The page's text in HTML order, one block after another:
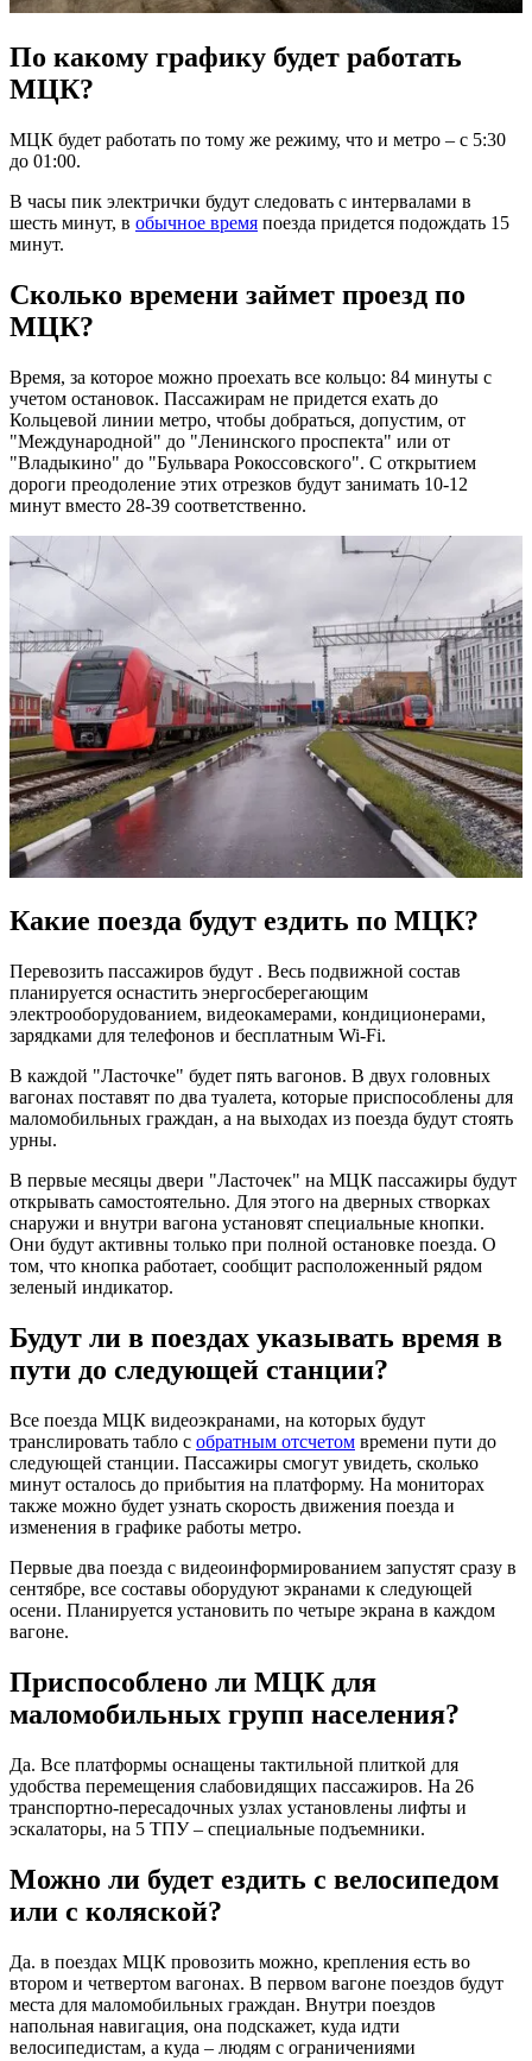
По какому графику будет работать
МЦК?
МЦК будет работать по тому же режиму, что и метро – с 5:30
до 01:00.
В часы пик электрички будут следовать с интервалами в
шесть минут, в обычное время поезда придется подождать 15
минут.
Сколько времени займет проезд по
МЦК?
Время, за которое можно проехать все кольцо: 84 минуты с
учетом остановок. Пассажирам не придется ехать до
Кольцевой линии метро, чтобы добраться, допустим, от
"Международной" до "Ленинского проспекта" или от
"Владыкино" до "Бульвара Рокоссовского". С открытием
дороги преодоление этих отрезков будут занимать 10-12
минут вместо 28-39 соответственно.
Какие поезда будут ездить по МЦК?
Перевозить пассажиров будут . Весь подвижной состав
планируется оснастить энергосберегающим
электрооборудованием, видеокамерами, кондиционерами,
зарядками для телефонов и бесплатным Wi-Fi.
В каждой "Ласточке" будет пять вагонов. В двух головных
вагонах поставят по два туалета, которые приспособлены для
маломобильных граждан, а на выходах из поезда будут стоять
урны.
В первые месяцы двери "Ласточек" на МЦК пассажиры будут
открывать самостоятельно. Для этого на дверных створках
снаружи и внутри вагона установят специальные кнопки.
Они будут активны только при полной остановке поезда. О
том, что кнопка работает, сообщит расположенный рядом
зеленый индикатор.
Будут ли в поездах указывать время в
пути до следующей станции?
Все поезда МЦК видеоэкранами, на которых будут
транслировать табло с обратным отсчетом времени пути до
следующей станции. Пассажиры смогут увидеть, сколько
минут осталось до прибытия на платформу. На мониторах
также можно будет узнать скорость движения поезда и
изменения в графике работы метро.
Первые два поезда с видеоинформированием запустят сразу в
сентябре, все составы оборудуют экранами к следующей
осени. Планируется установить по четыре экрана в каждом
вагоне.
Приспособлено ли МЦК для
маломобильных групп населения?
Да. Все платформы оснащены тактильной плиткой для
удобства перемещения слабовидящих пассажиров. На 26
транспортно-пересадочных узлах установлены лифты и
эскалаторы, на 5 ТПУ – специальные подъемники.
Можно ли будет ездить с велосипедом
или с коляской?
Да. в поездах МЦК провозить можно, крепления есть во
втором и четвертом вагонах. В первом вагоне поездов будут
места для маломобильных граждан. Внутри поездов
напольная навигация, она подскажет, куда идти
велосипедистам, а куда – людям с ограничениями